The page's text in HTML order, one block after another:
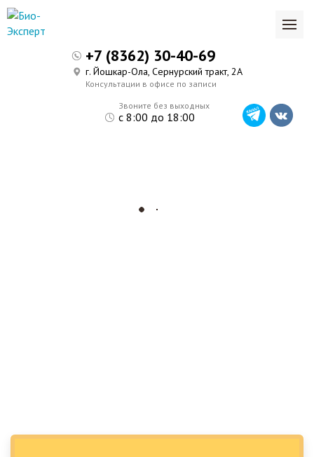
Звоните без выходных
с 8:00 до 18:00
+7 (8362) 30-40-69
г. Йошкар-Ола, Сернурский тракт, 2А
Консультации в офисе по записи